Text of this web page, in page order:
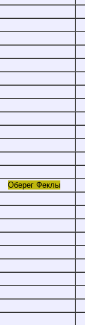
Оберег Феклы